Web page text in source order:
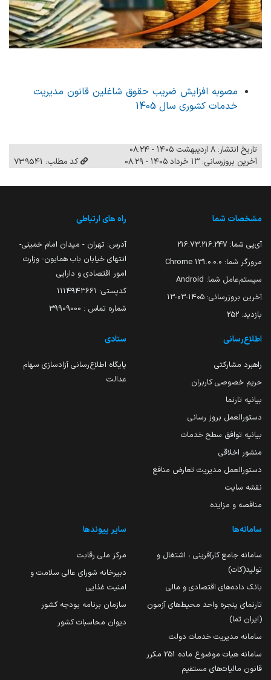
مصوبه افزایش ضریب حقوق شاغلین قانون مدیریت
خدمات کشوری سال 1405
تاریخ انتشار: ۸ اردیبهشت ۱۴۰۵ - ۰۸:۲۴
آخرین بروزرسانی: ۱۳ خرداد ۱۴۰۵ - ۰۸:۲۹
کد مطلب: 739541
مشخصات شما
آی‌پی شما: 216.73.216.247
مرورگر شما: 131.0.0.0 Chrome
سیستم‌عامل شما: Android
آخرین بروزرسانی: ۱۴۰۵-۰۳-۱۳
بازدید: 252
راه های ارتباطی
آدرس: تهران - میدان امام خمینی-
انتهای خیابان باب همایون- وزارت
امور اقتصادی و دارایی
کدپستی: ۱۱۱۴۹۴۳۶۶۱
شماره تماس : 39909000
اطلاع‌رسانی
راهبرد مشارکتی
حریم خصوصی کاربران
بیانیه تارنما
دستورالعمل بروز رسانی
بیانیه توافق سطح خدمات
منشور اخلاقی
دستورالعمل مدیریت تعارض منافع
نقشه سایت
مناقصه و مزایده
ستادی
پایگاه اطلاع‌رسانی آزادسازی سهام
عدالت
سامانه‌ها
سامانه جامع کارآفرینی ، اشتغال و
تولید(کات)
بانک داده‌های اقتصادی و مالی
تارنمای پنجره واحد محیط‌های آزمون
(ایران تما)
سامانه مدیریت خدمات دولت
سامانه هیات موضوع ماده 251 مکرر
قانون مالیات‌های مستقیم
سایر پیوندها
مرکز ملی رقابت
دبیرخانه شورای عالی سلامت و
امنیت غذایی
سازمان برنامه بودجه کشور
دیوان محاسبات کشور